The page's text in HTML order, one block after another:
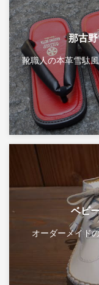
那古
靴職人の本革雪駄
ベビ
オーダーメイド